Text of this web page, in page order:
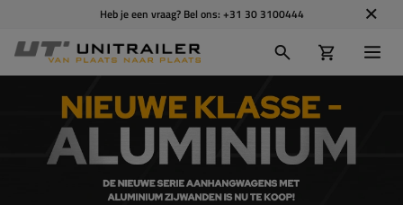
Heb je een vraag? Bel ons: +31 30 3100444